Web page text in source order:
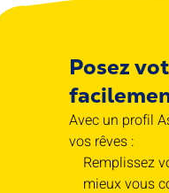
Posez
Avec un profil
vos rêves :
Remplissez
mieux vous